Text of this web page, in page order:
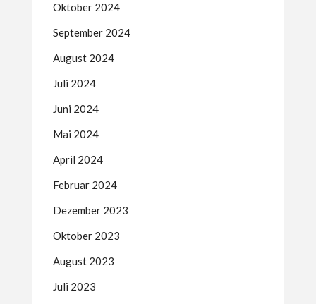
Oktober 2024
September 2024
August 2024
Juli 2024
Juni 2024
Mai 2024
April 2024
Februar 2024
Dezember 2023
Oktober 2023
August 2023
Juli 2023